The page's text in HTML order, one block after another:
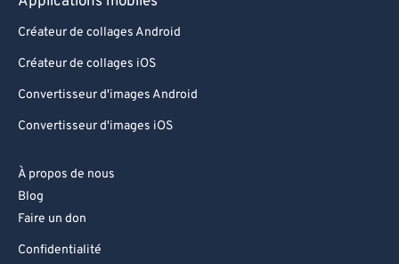
Créateur de collages Android
Créateur de collages iOS
Convertisseur d'images Android
Convertisseur d'images iOS
À propos de nous
Blog
Faire un don
Confidentialité